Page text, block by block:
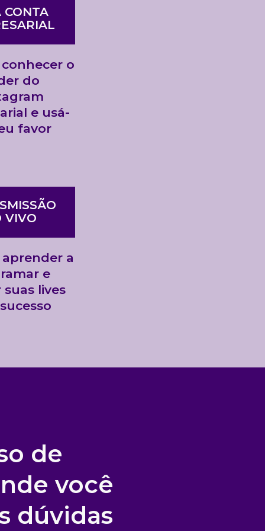
o
do
e usá-
favor
VIVO
aprender a
e
suas lives
de
você
dúvidas